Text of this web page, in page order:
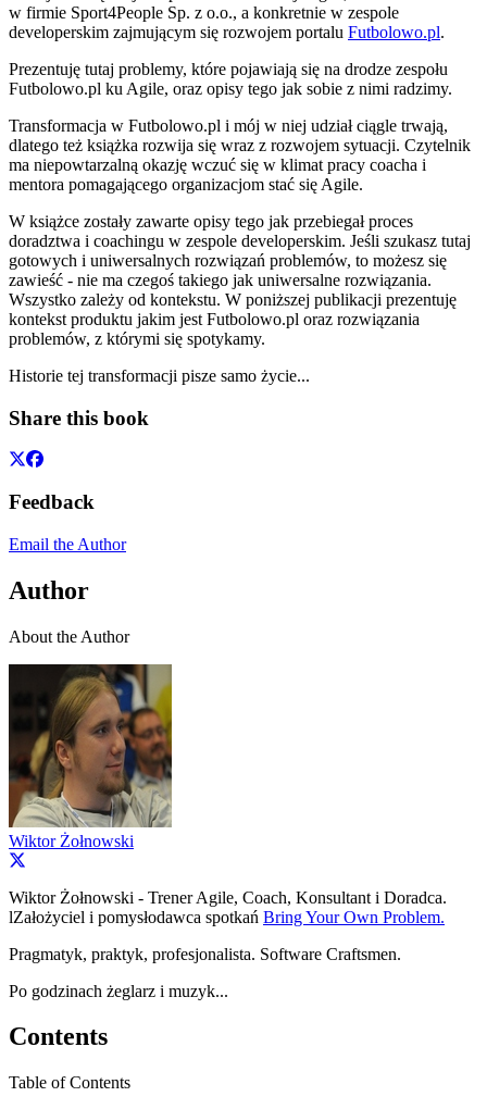
w firmie Sport4People Sp. z o.o., a konkretnie w zespole
developerskim zajmującym się rozwojem portalu Futbolowo.pl.
Prezentuję tutaj problemy, które pojawiają się na drodze zespołu
Futbolowo.pl ku Agile, oraz opisy tego jak sobie z nimi radzimy.
Transformacja w Futbolowo.pl i mój w niej udział ciągle trwają,
dlatego też książka rozwija się wraz z rozwojem sytuacji. Czytelnik
ma niepowtarzalną okazję wczuć się w klimat pracy coacha i
mentora pomagającego organizacjom stać się Agile.
W książce zostały zawarte opisy tego jak przebiegał proces
doradztwa i coachingu w zespole developerskim. Jeśli szukasz tutaj
gotowych i uniwersalnych rozwiązań problemów, to możesz się
zawieść - nie ma czegoś takiego jak uniwersalne rozwiązania.
Wszystko zależy od kontekstu. W poniższej publikacji prezentuję
kontekst produktu jakim jest Futbolowo.pl oraz rozwiązania
problemów, z którymi się spotykamy.
Historie tej transformacji pisze samo życie...
Share this book
Feedback
Email the Author
Author
About the Author
Wiktor Żołnowski
Wiktor Żołnowski - Trener Agile, Coach, Konsultant i Doradca.
lZałożyciel i pomysłodawca spotkań Bring Your Own Problem.
Pragmatyk, praktyk, profesjonalista. Software Craftsmen.
Po godzinach żeglarz i muzyk...
Contents
Table of Contents